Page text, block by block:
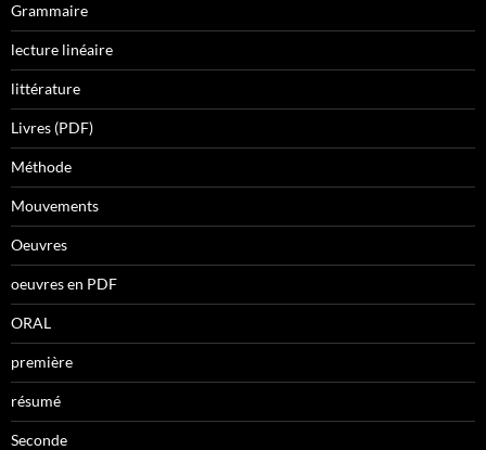
Grammaire
lecture linéaire
littérature
Livres (PDF)
Méthode
Mouvements
Oeuvres
oeuvres en PDF
ORAL
première
résumé
Seconde